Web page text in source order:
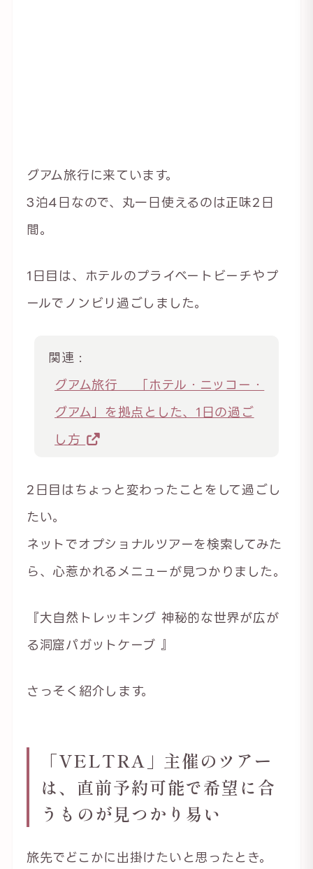
グアム旅行に来ています。
3泊4日なので、丸一日使えるのは正味2日
間。
1日目は、ホテルのプライベートビーチやプ
ールでノンビリ過ごしました。
関連 :
グアム旅行 「ホテル・ニッコー・
グアム」を拠点とした、1日の過ご
し方
2日目はちょっと変わったことをして過ごし
たい。
ネットでオプショナルツアーを検索してみた
ら、心惹かれるメニューが見つかりました。
『大自然トレッキング 神秘的な世界が広が
る洞窟パガットケーブ 』
さっそく紹介します。
「VELTRA」主催のツアー
は、直前予約可能で希望に合
うものが見つかり易い
旅先でどこかに出掛けたいと思ったとき。